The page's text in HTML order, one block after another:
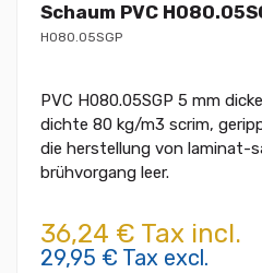
Schaum PVC
H080.05SGP
PVC H080.05SGP 5 mm
dichte 80 kg/m3 scrim,
die herstellung von laminat-
brühvorgang leer.
36,24 € Tax incl.
29,95 € Tax excl.